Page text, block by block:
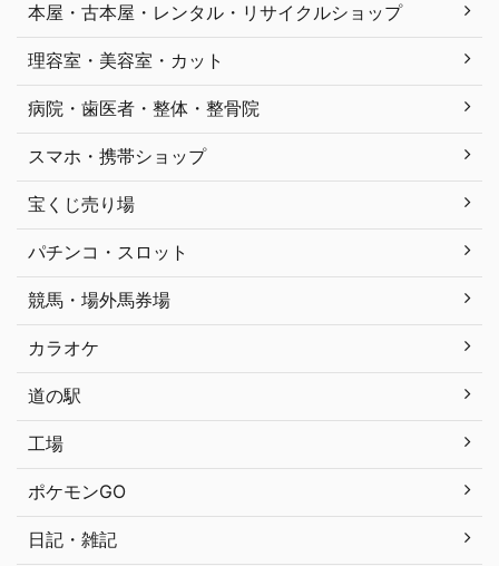
本屋・古本屋・レンタル・リサイクルショップ
理容室・美容室・カット
病院・歯医者・整体・整骨院
スマホ・携帯ショップ
宝くじ売り場
パチンコ・スロット
競馬・場外馬券場
カラオケ
道の駅
工場
ポケモンGO
日記・雑記